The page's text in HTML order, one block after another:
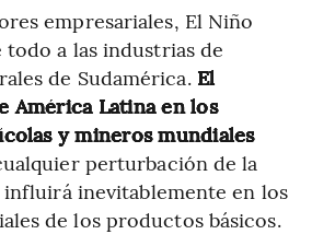
empresariales, El Niño
todo a las industrias de
de Sudamérica. El
América Latina en los
y mineros mundiales
perturbación de la
inevitablemente en los
de los productos básicos.